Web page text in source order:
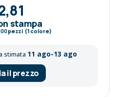
stampa
pezzi (1 colore)
stimata 11 ago-13 ago
il prezzo